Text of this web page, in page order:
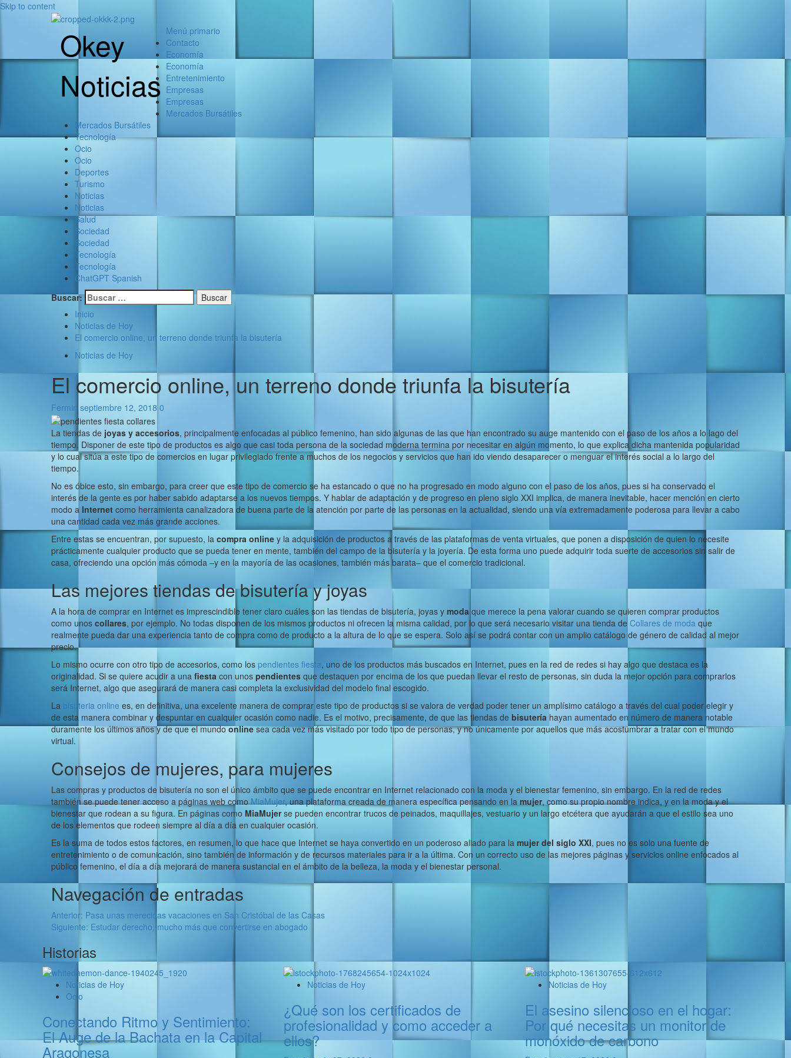
Skip to content
Okey
Noticias
Menú primario
Contacto
Economía
Economía
Entretenimiento
Empresas
Empresas
Mercados Bursátiles
Mercados Bursátiles
Tecnología
Ocio
Ocio
Deportes
Turismo
Noticias
Noticias
Salud
Sociedad
Sociedad
Tecnología
Tecnología
ChatGPT Spanish
Buscar:
Inicio
Noticias de Hoy
El comercio online, un terreno donde triunfa la bisutería
Noticias de Hoy
El comercio online, un terreno donde triunfa la bisutería
Fermin septiembre 12, 2018 0
La tiendas de joyas y accesorios, principalmente enfocadas al público femenino, han sido algunas de las que han encontrado su auge mantenido con el paso de los años a lo lago del
tiempo. Disponer de este tipo de productos es algo que casi toda persona de la sociedad moderna termina por necesitar en algún momento, lo que explica dicha mantenida popularidad
y lo cual sitúa a este tipo de comercios en lugar privilegiado frente a muchos de los negocios y servicios que han ido viendo desaparecer o menguar el interés social a lo largo del
tiempo.
No es óbice esto, sin embargo, para creer que este tipo de comercio se ha estancado o que no ha progresado en modo alguno con el paso de los años, pues si ha conservado el
interés de la gente es por haber sabido adaptarse a los nuevos tiempos. Y hablar de adaptación y de progreso en pleno siglo XXI implica, de manera inevitable, hacer mención en cierto
modo a Internet como herramienta canalizadora de buena parte de la atención por parte de las personas en la actualidad, siendo una vía extremadamente poderosa para llevar a cabo
una cantidad cada vez más grande acciones.
Entre estas se encuentran, por supuesto, la compra online y la adquisición de productos a través de las plataformas de venta virtuales, que ponen a disposición de quien lo necesite
prácticamente cualquier producto que se pueda tener en mente, también del campo de la bisutería y la joyería. De esta forma uno puede adquirir toda suerte de accesorios sin salir de
casa, ofreciendo una opción más cómoda –y en la mayoría de las ocasiones, también más barata– que el comercio tradicional.
Las mejores tiendas de bisutería y joyas
A la hora de comprar en Internet es imprescindible tener claro cuáles son las tiendas de bisutería, joyas y moda que merece la pena valorar cuando se quieren comprar productos
como unos collares, por ejemplo. No todas disponen de los mismos productos ni ofrecen la misma calidad, por lo que será necesario visitar una tienda de Collares de moda que
realmente pueda dar una experiencia tanto de compra como de producto a la altura de lo que se espera. Solo así se podrá contar con un amplio catálogo de género de calidad al mejor
precio.
Lo mismo ocurre con otro tipo de accesorios, como los pendientes fiesta , uno de los productos más buscados en Internet, pues en la red de redes si hay algo que destaca es la
originalidad. Si se quiere acudir a una fiesta con unos pendientes que destaquen por encima de los que puedan llevar el resto de personas, sin duda la mejor opción para comprarlos
será Internet, algo que asegurará de manera casi completa la exclusividad del modelo final escogido.
La
bisuteria online es, en definitiva, una excelente manera de comprar este tipo de productos si se valora de verdad poder tener un amplísimo catálogo a través del cual poder elegir y
de esta manera combinar y despuntar en cualquier ocasión como nadie. Es el motivo, precisamente, de que las tiendas de bisutería hayan aumentado en número de manera notable
duramente los últimos años y de que el mundoonlinesea cada vez más visitado por todo tipo de personas, y no únicamente por aquellos que más acostumbrar a tratar con el mundo
virtual.
Consejos de mujeres, para mujeres
Las compras y productos de bisutería no son el único ámbito que se puede encontrar en Internet relacionado con la moda y el bienestar femenino, sin embargo. En la red de redes
también se puede tener acceso a páginas web comoMiaMujer, una plataforma creada de manera específica pensando en la mujer, como su propio nombre indica, y en la moda y el
bienestar que rodean a su figura. En páginas como MiaMujerse pueden encontrar trucos de peinados, maquillajes, vestuario y un largo etcétera que ayudarán a que el estilo sea uno
de los elementos que rodeen siempre al día a día en cualquier ocasión.
Es la suma de todos estos factores, en resumen, lo que hace que Internet se haya convertido en un poderoso aliado para la mujer del siglo XXI, pues no es solo una fuente de
entretenimiento o de comunicación, sino también de información y de recursos materiales para ir a la última. Con un correcto uso de las mejores páginas y servicios online enfocados al
público femenino, el día a día mejorará de manera sustancial en el ámbito de la belleza, la moda y el bienestar personal.
Navegación de entradas
Anterior: Pasa unas merecidas vacaciones en San Cristóbal de las Casas
Siguiente: Estudar derecho, mucho más que convertirse en abogado
Historias
Noticias de Hoy
Ocio
Conectando Ritmo y Sentimiento:
El Auge de la Bachata en la Capital
Aragonesa
Noticias de Hoy
¿Qué son los certificados de
profesionalidad y como acceder a
ellos?
Noticias de Hoy
El asesino silencioso en el hogar:
Por qué necesitas un monitor de
monóxido de carbono